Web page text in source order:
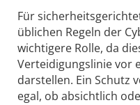
Für
üblichen Regeln der
wichtigere Rolle, da
Verteidigungslinie vor
darstellen. Ein Schutz
egal, ob absichtlich